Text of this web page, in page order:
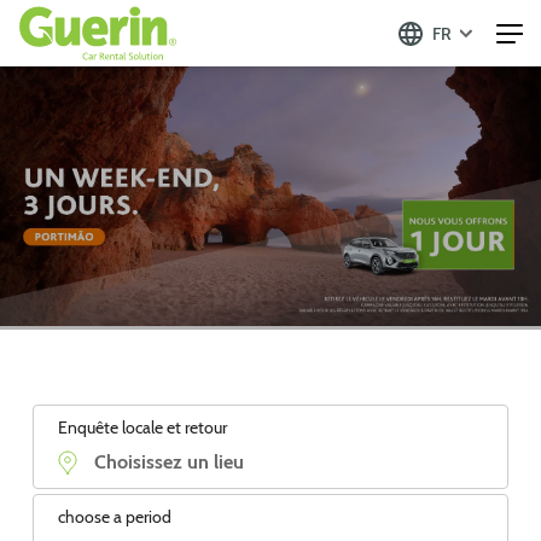
FR
Enquête locale et retour
choose a period